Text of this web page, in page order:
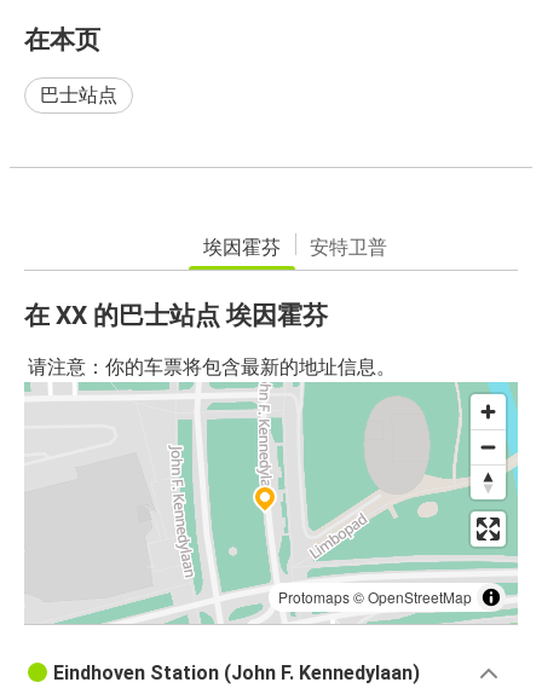
在本页
巴士站点
埃因霍芬 安特卫普
在 XX 的巴士站点 埃因霍芬
请注意：你的车票将包含最新的地址信息。
Protomaps©OpenStreetMap
Eindhoven Station (John F. Kennedylaan)